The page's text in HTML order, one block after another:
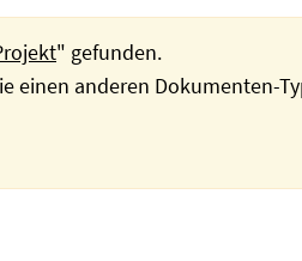
" gefunden.
einen anderen Dokumenten-